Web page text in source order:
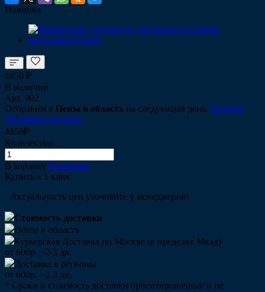
Новинка
4850 ₽
В наличии
Арт. 902
Отправим в Пенза и область на следующий день. Условия
доставки и оплаты.
4850₽
Количество:
В корзину В корзине
Купить в 1 клик
Актуальность цен уточняйте у менеджеров!
Стоимость доставки
Пенза и область
Курьерская Доставка по Москве (в пределах Мкад)
от 600р. ~2-3 дн.
Доставка в регионы
от 600р. ~2-3 дн.
* Сроки и стоимость доставки ориентировочные и не